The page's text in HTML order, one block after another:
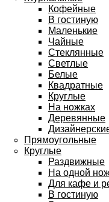
Кофейные
В гостиную
Маленькие
Чайные
Стеклянные
Светлые
Белые
Квадратные
Круглые
На ножках
Деревянные
Прямоугольные
Круглые
Раздвижные
На одной
Для кафе и
В гостиную